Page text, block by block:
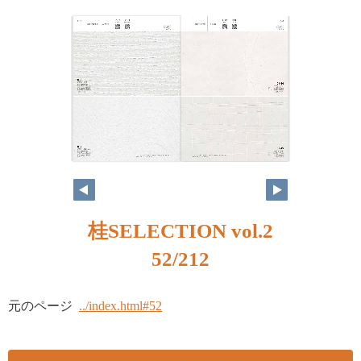
桂SELECTION vol.2
52/212
元のページ ../index.html#52